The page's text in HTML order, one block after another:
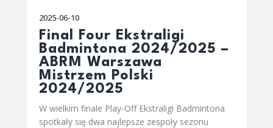
2025-06-10
Final Four Ekstraligi
Badmintona 2024/2025 –
ABRM Warszawa
Mistrzem Polski
2024/2025
W wielkim finale Play-Off Ekstraligi Badmintona
spotkały się dwa najlepsze zespoły sezonu